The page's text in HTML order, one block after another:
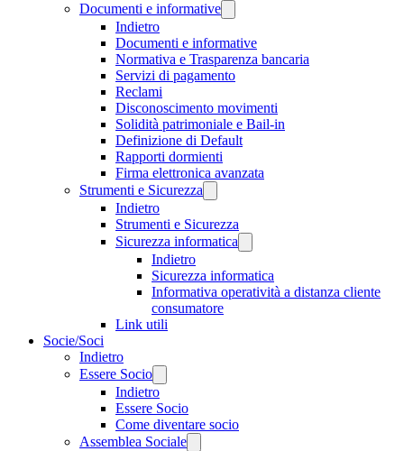
Documenti e informative
Indietro
Documenti e informative
Normativa e Trasparenza bancaria
Servizi di pagamento
Reclami
Disconoscimento movimenti
Solidità patrimoniale e Bail-in
Definizione di Default
Rapporti dormienti
Firma elettronica avanzata
Strumenti e Sicurezza
Indietro
Strumenti e Sicurezza
Sicurezza informatica
Indietro
Sicurezza informatica
Informativa operatività a distanza cliente
consumatore
Link utili
Socie/Soci
Indietro
Essere Socio
Indietro
Essere Socio
Come diventare socio
Assemblea Sociale